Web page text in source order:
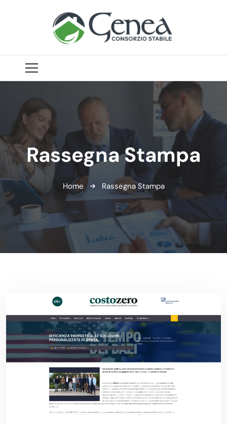
Rassegna Stampa
Home Rassegna Stampa